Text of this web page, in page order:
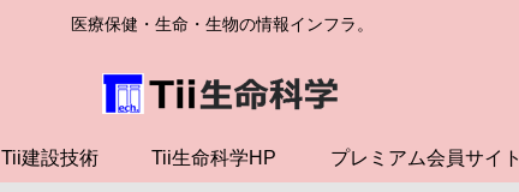
医療保健・生命・生物の情報インフラ。
Tii建設技術 Tii生命科学HP プレミアム会員サイト